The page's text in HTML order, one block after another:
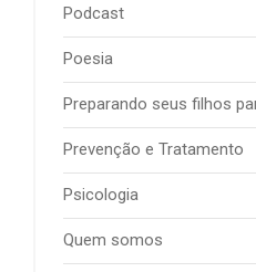
Podcast
Poesia
Preparando seus filhos
Prevenção e Tratamento
Psicologia
Quem somos